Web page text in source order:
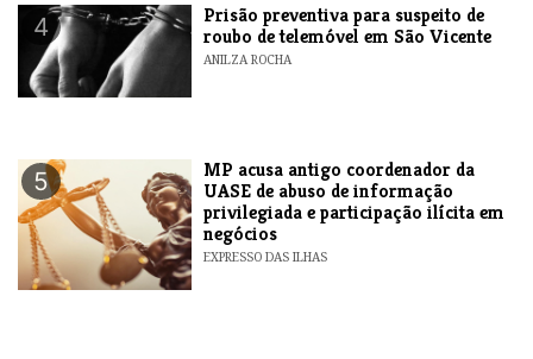
4
Prisão preventiva para suspeito de
roubo de telemóvel em São Vicente
ANILZA ROCHA
5
MP acusa antigo coordenador da
UASE de abuso de informação
privilegiada e participação ilícita em
negócios
EXPRESSO DAS ILHAS